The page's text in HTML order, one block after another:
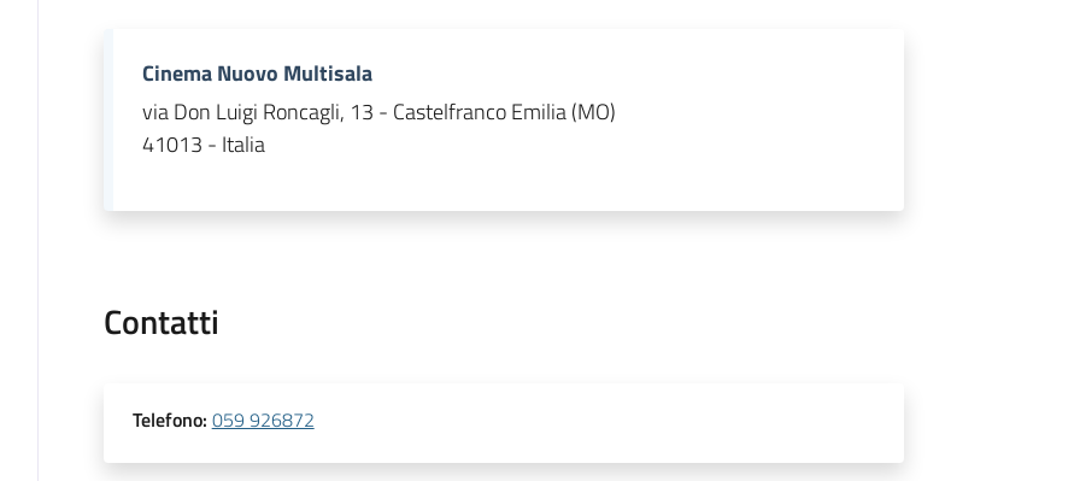
Cinema Nuovo Multisala
via Don Luigi Roncagli, 13 - Castelfranco Emilia (MO)
41013 - Italia
Contatti
Telefono: 059 926872